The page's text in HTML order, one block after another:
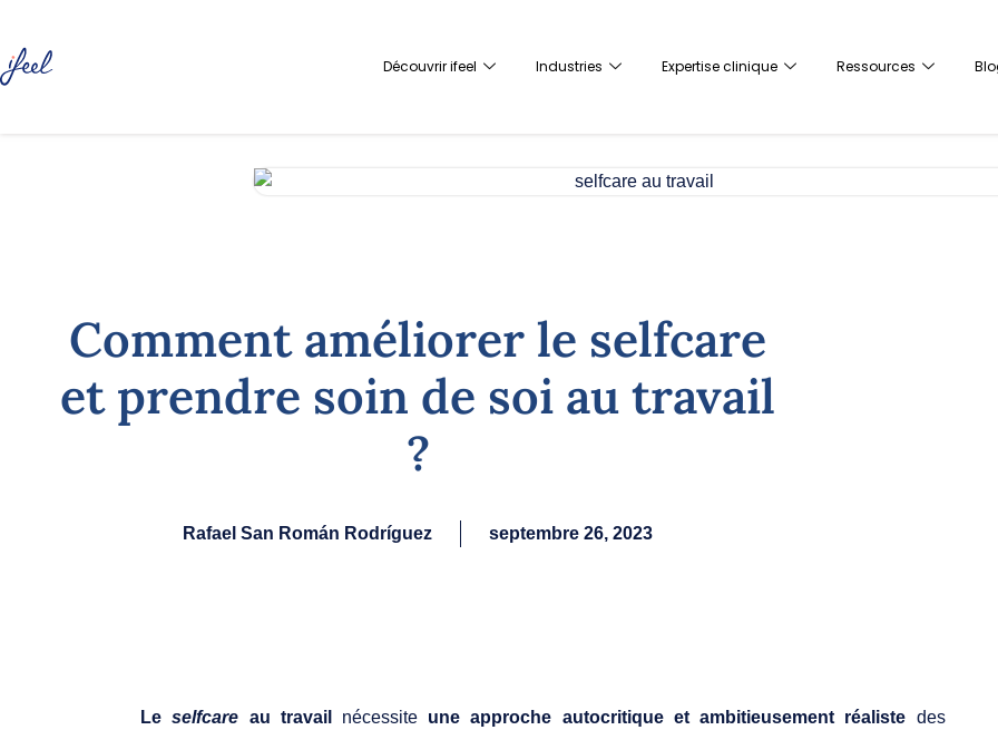
Découvrir ifeel Industries Expertise clinique Ressources
Comment améliorer le selfcare
et prendre soin de soi au travail
?
Rafael San Román Rodríguez septembre 26, 2023
Leselfcare au travail nécessite une approche autocritique et ambitieusement réaliste des